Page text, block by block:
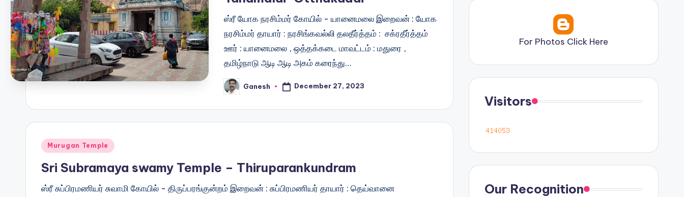
ஸ்ரீ யோக நரசிம்மர் கோயில் - யானைமலை இறைவன் : யோக
நரசிம்மர் தாயார் : நரசிங்கவல்லி தலதீர்த்தம் : சக்ரதீர்த்தம்
ஊர் : யானைமலை , ஒத்தக்கடை மாவட்டம் : மதுரை ,
தமிழ்நாடு ஆடி ஆடி அகம் கரைந்து…
Posted
by
Ganesh December 27, 2023
Posted
Murugan Temple
Sri Subramaya swamy Temple – Thiruparankundram
ஸ்ரீ சுப்பிரமணியர் சுவாமி கோயில் - திருப்பரங்குன்றம் இறைவன் : சுப்பிரமணியர் தாயார் : தெய்வானை
For Photos Click Here
Visitors
Our Recognition